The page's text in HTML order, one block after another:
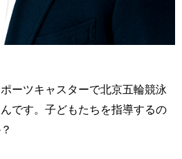
ーツキャスターで北京五輪競泳
です。子どもたちを指導するの